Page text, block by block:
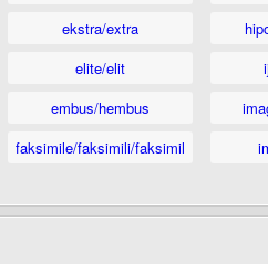
ekstra/extra
elite/elit
embus/hembus
faksimile/faksimili/faksimil